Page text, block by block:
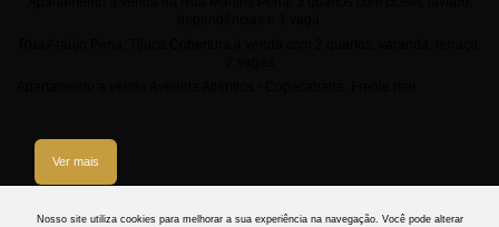
3
Nosso site utiliza cookies para melhorar a sua experiência na navegação. Você pode alterar
Ver mais